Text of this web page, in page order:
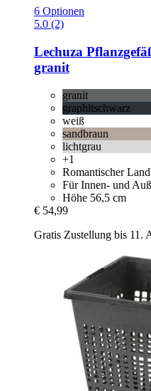
6 Optionen
5.0 (2)
Lechuza
granit
granit
graphitschwarz
weiß
sandbraun
lichtgrau
+1
Romantischer
Für Innen- und
Höhe 56,5 cm
€ 54,99
Gratis Zustellung bis 11.